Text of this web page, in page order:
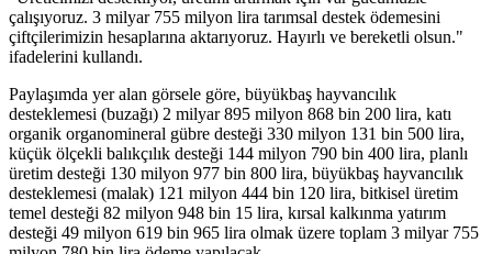
çalışıyoruz. 3 milyar 755 milyon lira tarımsal destek ödemesini
çiftçilerimizin hesaplarına aktarıyoruz. Hayırlı ve bereketli olsun."
ifadelerini kullandı.
Paylaşımda yer alan görsele göre, büyükbaş hayvancılık
desteklemesi (buzağı) 2 milyar 895 milyon 868 bin 200 lira, katı
organik organomineral gübre desteği 330 milyon 131 bin 500 lira,
küçük ölçekli balıkçılık desteği 144 milyon 790 bin 400 lira, planlı
üretim desteği 130 milyon 977 bin 800 lira, büyükbaş hayvancılık
desteklemesi (malak) 121 milyon 444 bin 120 lira, bitkisel üretim
temel desteği 82 milyon 948 bin 15 lira, kırsal kalkınma yatırım
desteği 49 milyon 619 bin 965 lira olmak üzere toplam 3 milyar 755